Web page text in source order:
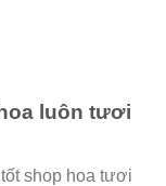
luôn tươi
shop hoa tươi